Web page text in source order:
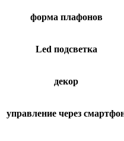
форма плафонов
Led подсветка
декор
управление через